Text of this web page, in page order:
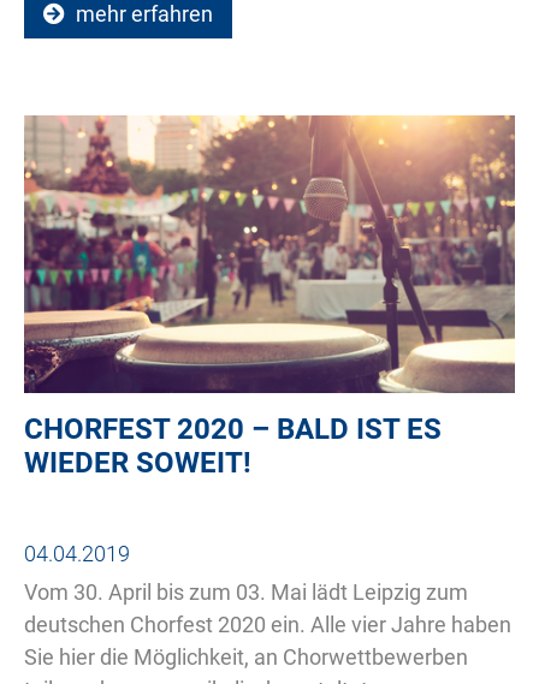
mehr erfahren
CHORFEST 2020 – BALD IST ES
WIEDER SOWEIT!
04.04.2019
Vom 30. April bis zum 03. Mai lädt Leipzig zum
deutschen Chorfest 2020 ein. Alle vier Jahre haben
Sie hier die Möglichkeit, an Chorwettbewerben